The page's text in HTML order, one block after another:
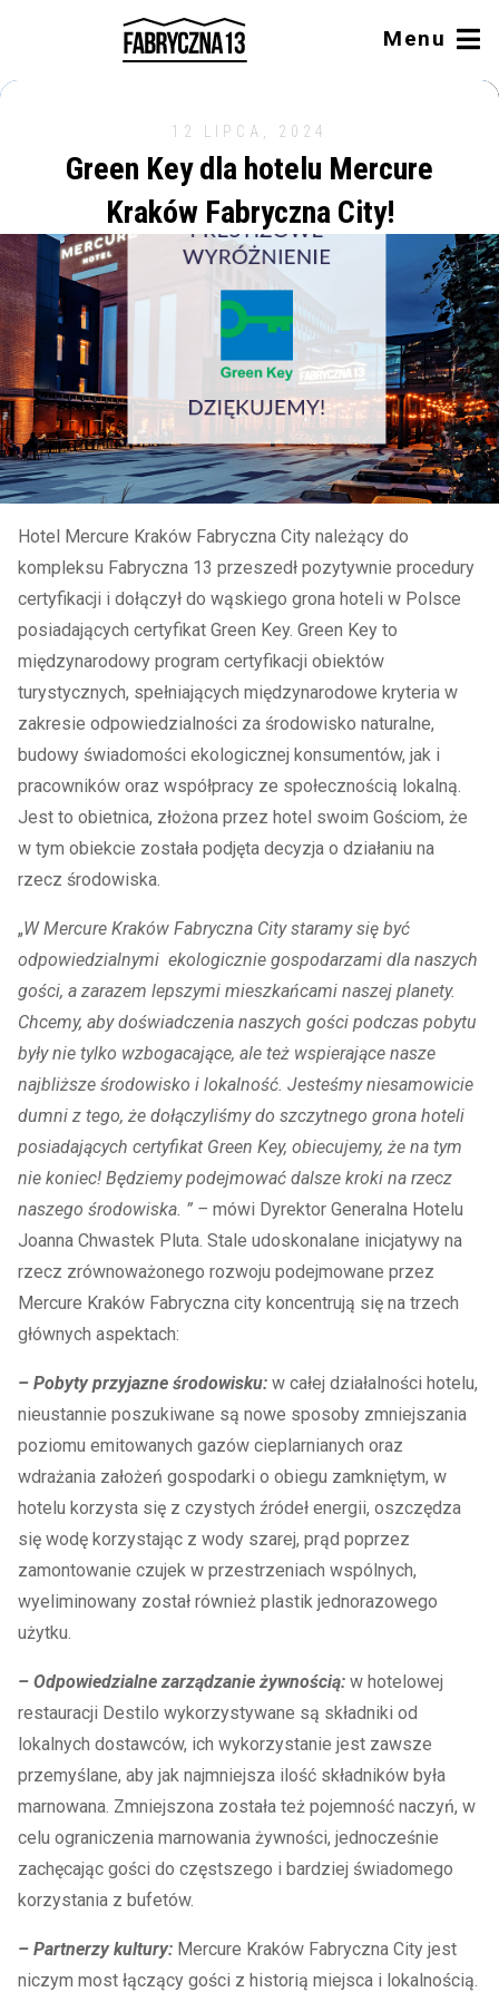
Menu
12 LIPCA, 2024
Green Key dla hotelu Mercure
Kraków Fabryczna City!
Hotel Mercure Kraków Fabryczna City należący do
kompleksu Fabryczna 13 przeszedł pozytywnie procedury
certyfikacji i dołączył do wąskiego grona hoteli w Polsce
posiadających certyfikat Green Key. Green Key to
międzynarodowy program certyfikacji obiektów
turystycznych, spełniających międzynarodowe kryteria w
zakresie odpowiedzialności za środowisko naturalne,
budowy świadomości ekologicznej konsumentów, jak i
pracowników oraz współpracy ze społecznością lokalną.
Jest to obietnica, złożona przez hotel swoim Gościom, że
w tym obiekcie została podjęta decyzja o działaniu na
rzecz środowiska.
„W Mercure Kraków Fabryczna City staramy się być
odpowiedzialnymi ekologicznie gospodarzami dla naszych
gości, a zarazem lepszymi mieszkańcami naszej planety.
Chcemy, aby doświadczenia naszych gości podczas pobytu
były nie tylko wzbogacające, ale też wspierające nasze
najbliższe środowisko i lokalność. Jesteśmy niesamowicie
dumni z tego, że dołączyliśmy do szczytnego grona hoteli
posiadających certyfikat Green Key, obiecujemy, że na tym
nie koniec! Będziemy podejmować dalsze kroki na rzecz
naszego środowiska. ” – mówi Dyrektor Generalna Hotelu
Joanna Chwastek Pluta. Stale udoskonalane inicjatywy na
rzecz zrównoważonego rozwoju podejmowane przez
Mercure Kraków Fabryczna city koncentrują się na trzech
głównych aspektach:
– Pobyty przyjazne środowisku: w całej działalności hotelu,
nieustannie poszukiwane są nowe sposoby zmniejszania
poziomu emitowanych gazów cieplarnianych oraz
wdrażania założeń gospodarki o obiegu zamkniętym, w
hotelu korzysta się z czystych źródeł energii, oszczędza
się wodę korzystając z wody szarej, prąd poprzez
zamontowanie czujek w przestrzeniach wspólnych,
wyeliminowany został również plastik jednorazowego
użytku.
– Odpowiedzialne zarządzanie żywnością: w hotelowej
restauracji Destilo wykorzystywane są składniki od
lokalnych dostawców, ich wykorzystanie jest zawsze
przemyślane, aby jak najmniejsza ilość składników była
marnowana. Zmniejszona została też pojemność naczyń, w
celu ograniczenia marnowania żywności, jednocześnie
zachęcając gości do częstszego i bardziej świadomego
korzystania z bufetów.
– Partnerzy kultury: Mercure Kraków Fabryczna City jest
niczym most łączący gości z historią miejsca i lokalnością.